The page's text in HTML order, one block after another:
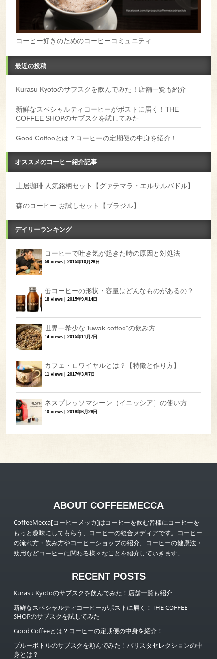
コーヒー好きのためのコーヒーコミュニティ
最近の投稿
Kurasu Kyotoのサブスクを飲んでみた！店舗一覧も紹介
新鮮なスペシャルティコーヒーがポストに届く！THE
COFFEE SHOPのサブスクを試してみた
Good Coffeeとは？コーヒーの定期便の中身を紹介！
オススメのコーヒー紹介記事
土居珈琲 人気銘柄セット【グァテマラ・エルサルバドル】
森のコーヒー お試しセット【ブラジル】
デイリーランキング
コーヒーで吐き気が起きた時の原因と対処法
59 views |2015年10月28日
缶コーヒーの形状・容量はどんなものがあるの？...
18 views |2015年9月14日
世界一希少な”luwak coffee”の飲み方
14 views |2015年11月7日
カフェ・ロワイヤルとは？【特徴と作り方】
11 views |2017年3月7日
ネスプレッソマシーン（イニッシア）の使い方...
10 views |2018年6月28日
ABOUT COFFEEMECCA
CoffeeMecca[コーヒーメッカ]はコーヒーを飲む皆様にコーヒーを
もっと趣味にしてもらう、コーヒーの総合メディアです。コーヒー
の淹れ方・飲み方やコーヒーショップの紹介、コーヒーの健康法・
効用などコーヒーに関わる様々なことを紹介していきます。
RECENT POSTS
Kurasu Kyotoのサブスクを飲んでみた！店舗一覧も紹介
新鮮なスペシャルティコーヒーがポストに届く！THE COFFEE
SHOPのサブスクを試してみた
Good Coffeeとは？コーヒーの定期便の中身を紹介！
ブルーボトルのサブスクを頼んでみた！バリスタセレクションの中
身とは？